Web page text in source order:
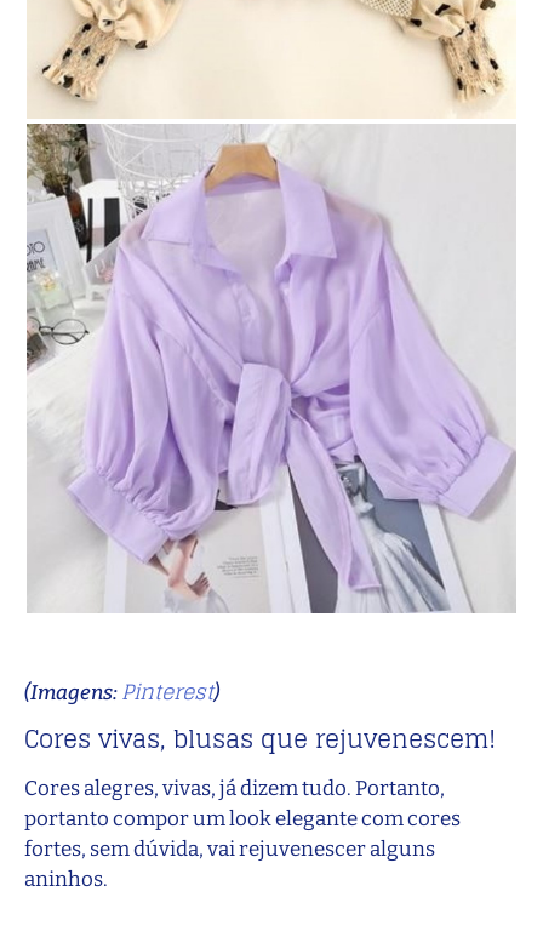
(Imagens:Pinterest)
Cores vivas, blusas que rejuvenescem!
Cores alegres, vivas, já dizem tudo. Portanto,
portanto compor um look elegante com cores
fortes, sem dúvida, vai rejuvenescer alguns
aninhos.